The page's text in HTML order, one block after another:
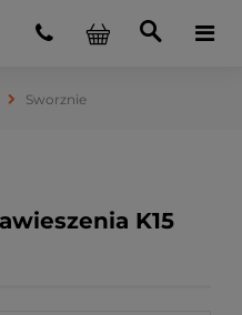
Sworznie
K15